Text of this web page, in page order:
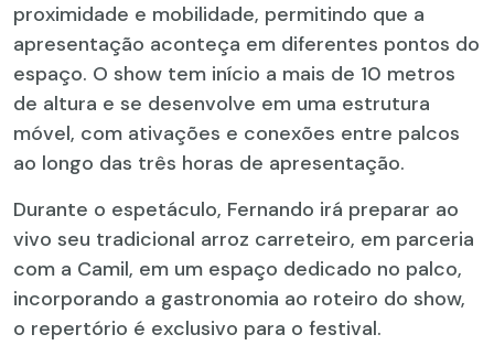
proximidade e mobilidade, permitindo que a
apresentação aconteça em diferentes pontos do
espaço. O show tem início a mais de 10 metros
de altura e se desenvolve em uma estrutura
móvel, com ativações e conexões entre palcos
ao longo das três horas de apresentação.
Durante o espetáculo, Fernando irá preparar ao
vivo seu tradicional arroz carreteiro, em parceria
com a Camil, em um espaço dedicado no palco,
incorporando a gastronomia ao roteiro do show,
o repertório é exclusivo para o festival.